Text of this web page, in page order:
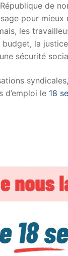
de
pour
les
la
sécurité
d’emploi le 18